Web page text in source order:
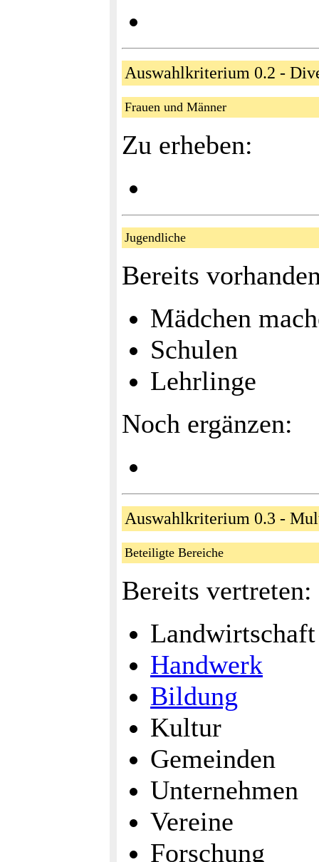
Auswahlkriterium 0.2 -
Frauen und Männer
Zu erheben:
Jugendliche
Bereits
Mädchen
Schulen
Lehrlinge
Noch ergänzen:
Auswahlkriterium 0.3 -
Beteiligte Bereiche
Bereits vertreten:
Landwirtschaft
Handwerk
Bildung
Kultur
Gemeinden
Unternehmen
Vereine
Forschung